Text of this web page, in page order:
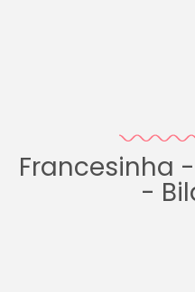
Francesinha
-